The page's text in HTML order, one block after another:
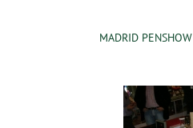
MADRID PENSHOW